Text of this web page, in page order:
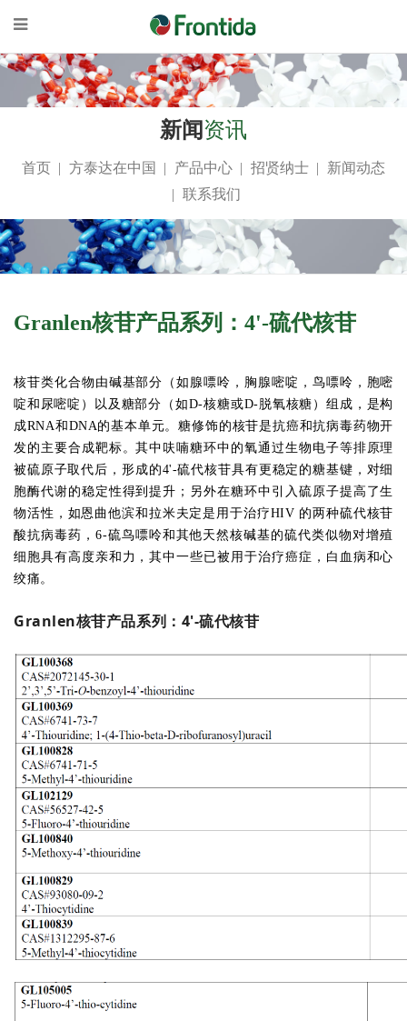
新闻资讯
首页 方泰达在中国 产品中心 招贤纳士
新闻动态
联系我们
Granlen核苷产品系列：4'-硫代核苷
核苷类化合物由碱基部分（如腺嘌呤，胸腺嘧啶，鸟嘌呤，胞嘧
啶和尿嘧啶）以及糖部分（如D-核糖或D-脱氧核糖）组成，是构
成RNA和DNA的基本单元。糖修饰的核苷是抗癌和抗病毒药物开
发的主要合成靶标。其中呋喃糖环中的氧通过生物电子等排原理
被硫原子取代后，形成的4'-硫代核苷具有更稳定的糖基键，对细
胞酶代谢的稳定性得到提升；另外在糖环中引入硫原子提高了生
物活性，如恩曲他滨和拉米夫定是用于治疗HIV 的两种硫代核苷
酸抗病毒药，6-硫鸟嘌呤和其他天然核碱基的硫代类似物对增殖
细胞具有高度亲和力，其中一些已被用于治疗癌症，白血病和心
绞痛。
Granlen核苷产品系列： 4'-硫代核苷